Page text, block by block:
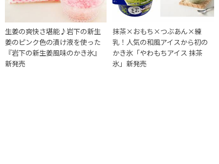
生姜の爽快さ堪能♪岩下の新生
姜のピンク色の漬け液を使った
『岩下の新生姜風味のかき氷』
新発売
抹茶×おもち×つぶあん×練
乳！人気の和風アイスから初の
かき氷「やわもちアイス 抹茶
氷」新発売